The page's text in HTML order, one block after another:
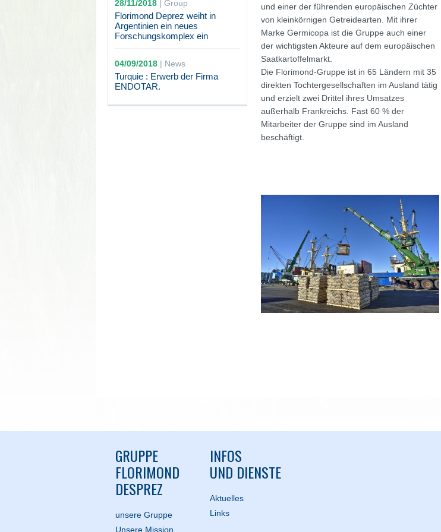
28/11/2018| Group
Florimond Deprez weiht in
Argentinien ein neues
Forschungskomplex ein
04/09/2018| News
Turquie : Erwerb der Firma
ENDOTAR.
und einer der führenden europäischen Züchter
von kleinkörnigen Getreidearten. Mit ihrer
Marke Germicopa ist die Gruppe auch einer
der wichtigsten Akteure auf dem europäischen
Saatkartoffelmarkt.
Die Florimond-Gruppe ist in 65 Ländern mit 35
direkten Tochtergesellschaften im Ausland tätig
und erzielt zwei Drittel ihres Umsatzes
außerhalb Frankreichs. Fast 60 % der
Mitarbeiter der Gruppe sind im Ausland
beschäftigt.
GRUPPE
FLORIMOND
DESPREZ
unsere Gruppe
Unsere Mission
INFOS
UND DIENSTE
Aktuelles
Links